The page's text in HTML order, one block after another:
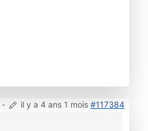
- il y a 4 ans 1 mois #117384